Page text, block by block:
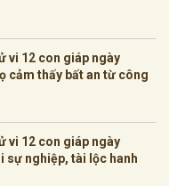
vi 12 con giáp ngày
cảm thấy bất an từ công
vi 12 con giáp ngày
sự nghiệp, tài lộc hanh